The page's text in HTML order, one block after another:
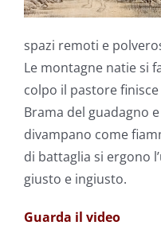
spazi remoti e
Le montagne natie si
colpo il pastore
Brama del guadagno
divampano come
di battaglia si ergono
giusto e ingiusto.
Guarda il video